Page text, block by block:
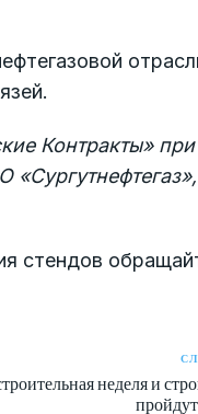
Контракты»
стендов
неделя и